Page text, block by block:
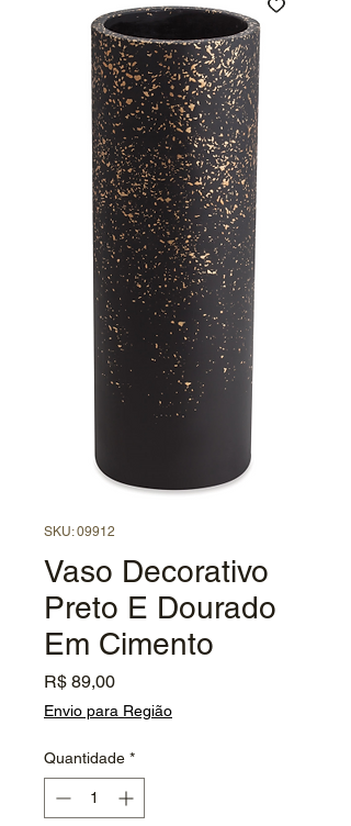
SKU: 09912
Vaso Decorativo
Preto E Dourado
Em Cimento
R$ 89,00Preço
Envio para Região
Quantidade *